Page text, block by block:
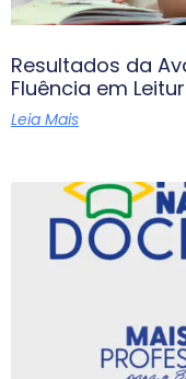
Resultados da
Fluência em
Leia Mais